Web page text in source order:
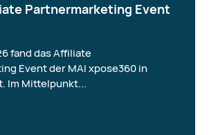
Partnermarketing Event
fand das Affiliate
Event der MAI xpose360 in
Im Mittelpunkt...